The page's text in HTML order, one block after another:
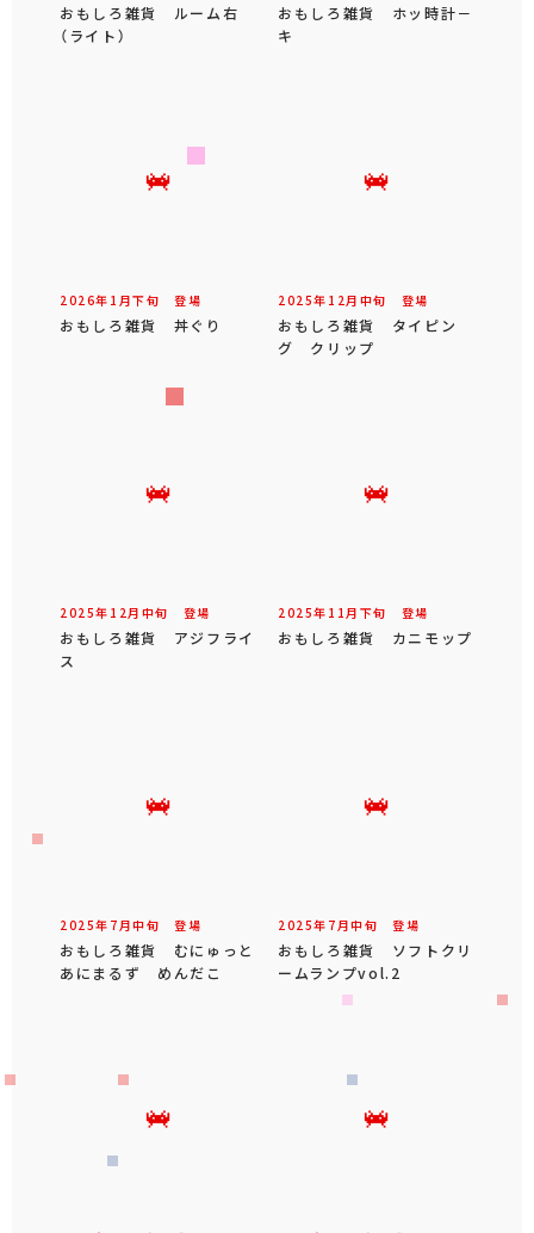
おもしろ雑貨 ルーム右
（ライト）
おもしろ雑貨 ホッ時計－
キ
2026年 1 月下旬 登場
おもしろ雑貨 丼ぐり
2025年 12 月 中旬 登場
おもしろ雑貨 タイピン
グ クリップ
2025年 12 月 中旬 登場
おもしろ雑貨 アジフライ
ス
2025年 11 月 下旬 登場
おもしろ雑貨 カニモップ
2025年 7 月中旬 登場
おもしろ雑貨 むにゅっと
あにまるず めんだこ
2025年 7 月中旬 登場
おもしろ雑貨 ソフトクリ
ームランプvol.2